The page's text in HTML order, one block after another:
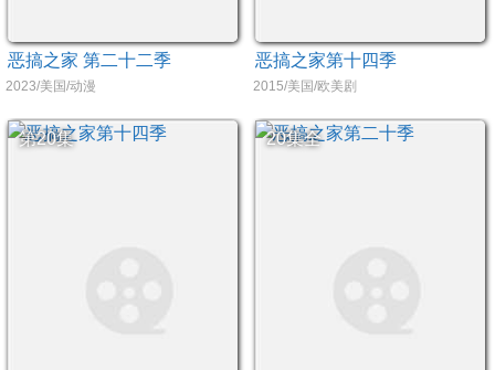
恶搞之家 第二十二季
2023/美国/动漫
恶搞之家第十四季
2015/美国/欧美剧
第20集 20集全